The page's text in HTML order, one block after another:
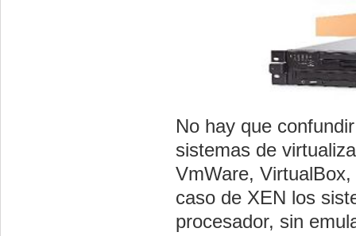
No hay que
sistemas de
VmWare,
caso de XEN los
procesador, sin